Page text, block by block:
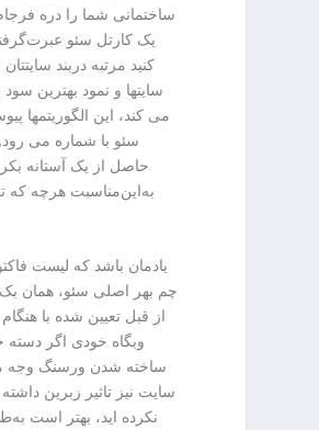
ساختمانی شما را دره
یک کارتل سئو
کنید مرتبه دربند
سایتها و نمود بهترین
می کند، این الگوریتمها
سئو با شماره می رود.
به‌این‌مناسبت هرچه که
یادمان باشد که لیست
چم بهر اصلی سئو، همان
از قبل تعیین شده با
وبگاه خودی اگر
ساخته شدن ورسنگ وجه
سایت نیز تاثیر زبرین